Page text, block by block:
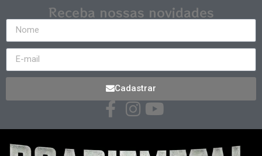
Receba nossas novidades
Cadastrar